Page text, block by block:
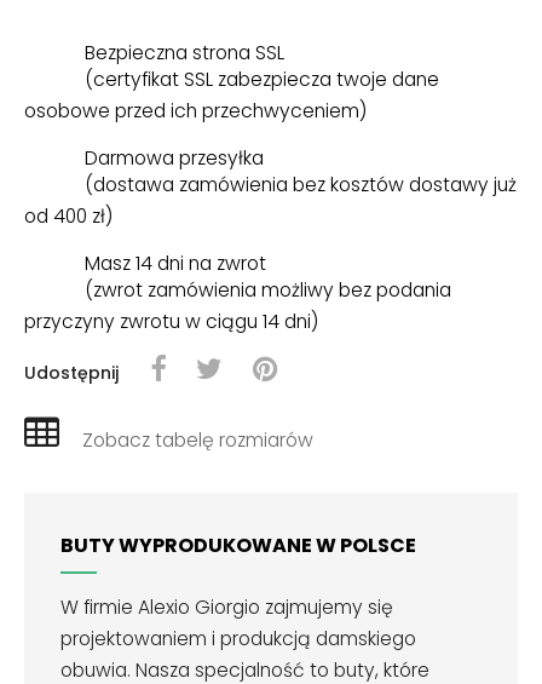
Bezpieczna strona SSL
(certyfikat SSL zabezpiecza twoje dane
osobowe przed ich przechwyceniem)
Darmowa przesyłka
(dostawa zamówienia bez kosztów dostawy już
od 400 zł)
Masz 14 dni na zwrot
(zwrot zamówienia możliwy bez podania
przyczyny zwrotu w ciągu 14 dni)
Udostępnij
Zobacz tabelę rozmiarów
BUTY WYPRODUKOWANE W POLSCE
W firmie Alexio Giorgio zajmujemy się
projektowaniem i produkcją damskiego
obuwia. Nasza specjalność to buty, które